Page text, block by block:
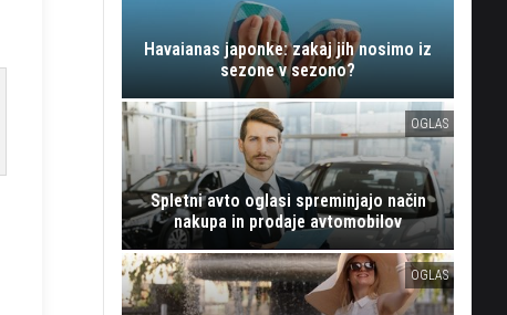
Havaianas japonke: zakaj jih nosimo iz
sezone v sezono?
OGLAS
Spletni avto oglasi spreminjajo način
nakupa in prodaje avtomobilov
OGLAS